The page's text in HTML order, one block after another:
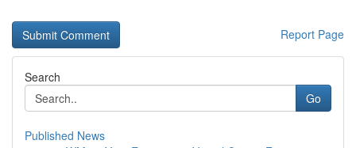
Report Page
Search
Go
Published News